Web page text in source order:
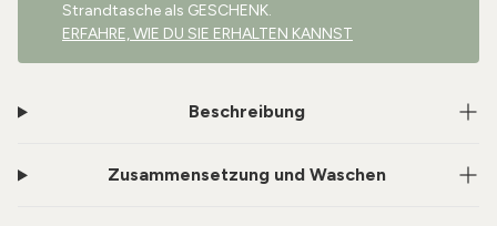
Strandtasche als GESCHENK.
ERFAHRE, WIE DU SIE ERHALTEN KANNST
Beschreibung
Zusammensetzung und Waschen